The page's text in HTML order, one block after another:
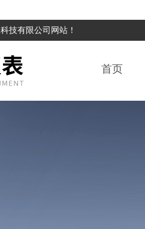
技有限公司网站！
首页